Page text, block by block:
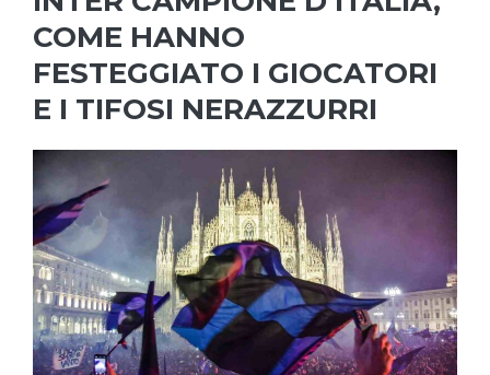
COME HANNO
FESTEGGIATO I GIOCATORI
E I TIFOSI NERAZZURRI